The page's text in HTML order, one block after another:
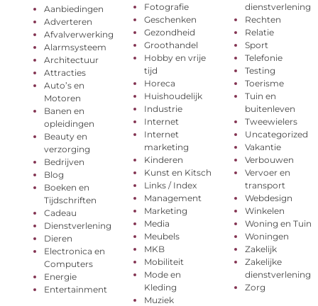
Aanbiedingen
Adverteren
Afvalverwerking
Alarmsysteem
Architectuur
Attracties
Auto’s en
Motoren
Banen en
opleidingen
Beauty en
verzorging
Bedrijven
Blog
Boeken en
Tijdschriften
Cadeau
Dienstverlening
Dieren
Electronica en
Computers
Energie
Entertainment
Fotografie
Geschenken
Gezondheid
Groothandel
Hobby en vrije
tijd
Horeca
Huishoudelijk
Industrie
Internet
Internet
marketing
Kinderen
Kunst en Kitsch
Links / Index
Management
Marketing
Media
Meubels
MKB
Mobiliteit
Mode en
Kleding
Muziek
dienstverlening
Rechten
Relatie
Sport
Telefonie
Testing
Toerisme
Tuin en
buitenleven
Tweewielers
Uncategorized
Vakantie
Verbouwen
Vervoer en
transport
Webdesign
Winkelen
Woning en Tuin
Woningen
Zakelijk
Zakelijke
dienstverlening
Zorg